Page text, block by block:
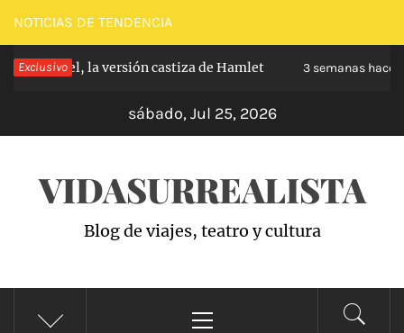
Saltar
al
contenido
NOTICIAS DE TENDENCIA
Exclusivola versión castiza de Hamlet 3 semanas hace
sábado, Jul 25, 2026
VIDASURREALISTA
Blog de viajes, teatro y cultura
principal